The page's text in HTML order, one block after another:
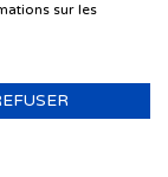
RÉSERVÉS
sur les